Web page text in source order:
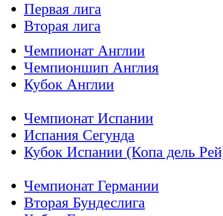
Первая лига
Вторая лига
Чемпионат Англии
Чемпионшип Англия
Кубок Англии
Чемпионат Испании
Испания Сегунда
Кубок Испании (Копа дель
Чемпионат Германии
Вторая Бундеслига